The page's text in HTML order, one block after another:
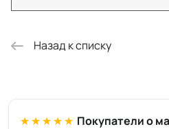
Назад к списку
★★★★★ Покупатели о